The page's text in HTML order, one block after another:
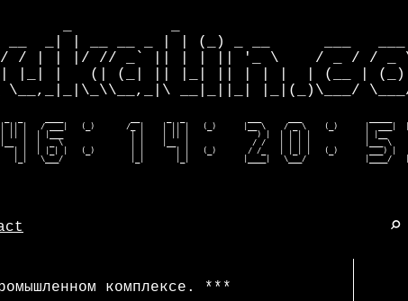
__  _| | __ __ _ | | (_) _ __      ___
/ | | |/ // _` || | | || '_ \    / _ / / _
|_| |   (| (_| || |_| || | | |  | (__ |
\__,_|_|\_\\__,_|\ __|_||_| |_|(_)\___/
|| |   / ___|   (_)       /_ |    | || |   (_)      |__ \    / _ \    (_)      |  ___|
|| |  | |___               | |    | || |               ) |  | | | |            | |__
|  |  _ \               | |    |__  |              / /   | | | |            |___ \
| |  | |_| |   (_)        | |       | |   (_)       / /_   | |_| |   (_)       ___) |
|_|   \___/               |_|       |_|            |____|   \___/             |____/
⌕
комплексе.